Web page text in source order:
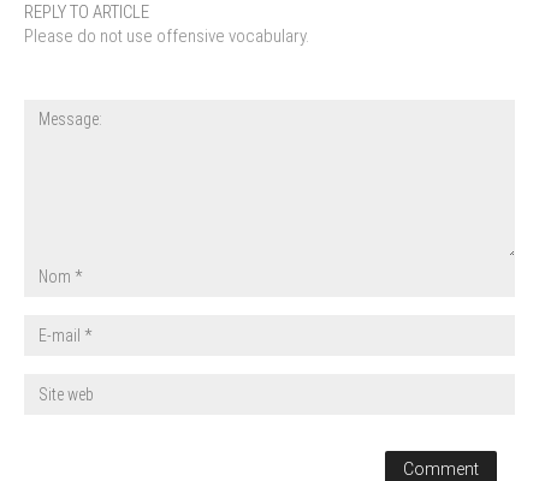
REPLY TO ARTICLE
Please do not use offensive vocabulary.